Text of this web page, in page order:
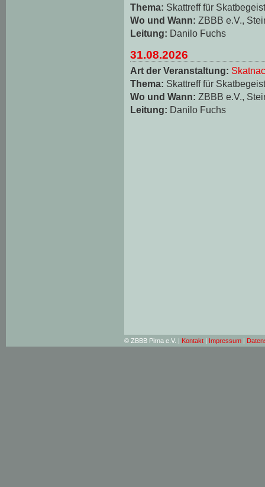
Thema: Skattreff für
Wo und Wann: ZBBB e.V.,
Leitung: Danilo Fuchs
31.08.2026
Art der Veranstaltung:
Thema: Skattreff für
Wo und Wann: ZBBB e.V.,
Leitung: Danilo Fuchs
© ZBBB Pirna e.V. | Kontakt | Impressum |